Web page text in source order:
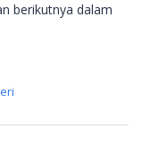
berikutnya dalam